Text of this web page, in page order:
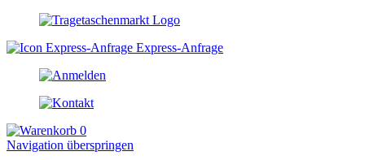
Express-Anfrage
0
Navigation überspringen